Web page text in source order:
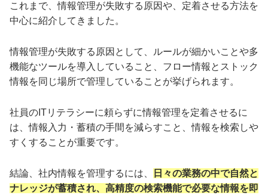
これまで、情報管理が失敗する原因や、定着させる方法を
中心に紹介してきました。
情報管理が失敗する原因として、ルールが細かいことや多
機能なツールを導入していること、フロー情報とストック
情報を同じ場所で管理していることが挙げられます。
社員のITリテラシーに頼らずに情報管理を定着させるに
は、情報入力・蓄積の手間を減らすこと、情報を検索しや
すくすることが重要です。
結論、社内情報を管理するには、
日々の業務の中で自然と
ナレッジが蓄積され、高精度の検索機能で必要な情報を即